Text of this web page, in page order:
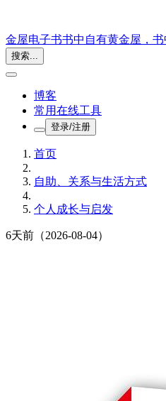
金屋电子书书中自有黄金屋，
搜索...
博客
常用在线工具
登录/注册
首页
自助、关系与生活方式
个人成长与启发
6天前 （2026-08-04）